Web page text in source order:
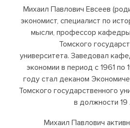
Михаил Павлович Евсеев
экономист, специалист по
мысли, профессор
Томского
университета. Заведовал
экономии в период с 1961 по
году стал деканом
Томского государственного
в должности 19
Михаил Павлович